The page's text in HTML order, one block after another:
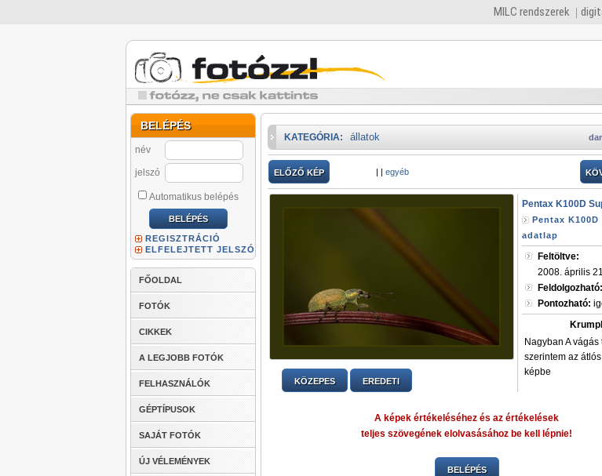
MILC rendszerek
BELÉPÉS
név
jelszó
Automatikus belépés
REGISZTRÁCIÓ
ELFELEJTETT JELSZÓ
FŐOLDAL
FOTÓK
CIKKEK
A LEGJOBB FOTÓK
FELHASZNÁLÓK
GÉPTÍPUSOK
SAJÁT FOTÓK
ÚJ VÉLEMÉNYEK
KATEGÓRIA: állatok
ELŐZŐ KÉP | | egyéb
KÖZEPES EREDETI
Pentax K100D
Pentax K100D
adatlap
Feltöltve:
2008. április
Feldolgozható:
Pontozható:
Nagyban A vágás
szerintem az
képbe
A képek értékeléséhez és az értékelések
teljes szövegének elolvasásához be kell lépnie!
BELÉPÉS